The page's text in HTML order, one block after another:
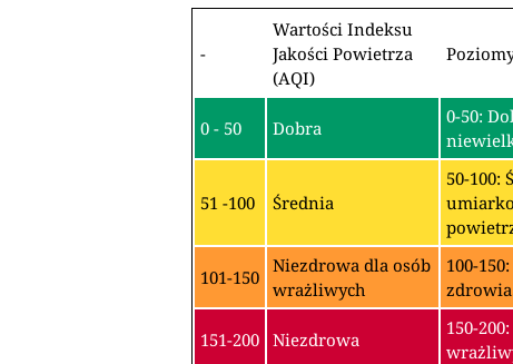
-
Wartości Indeksu
Jakości Powietrza
(AQI)
0 - 50 Dobra
0-50:
51 -100 Średnia
50-100:
101-150
Niezdrowa dla osób
wrażliwych
100-
151-200 Niezdrowa
150-